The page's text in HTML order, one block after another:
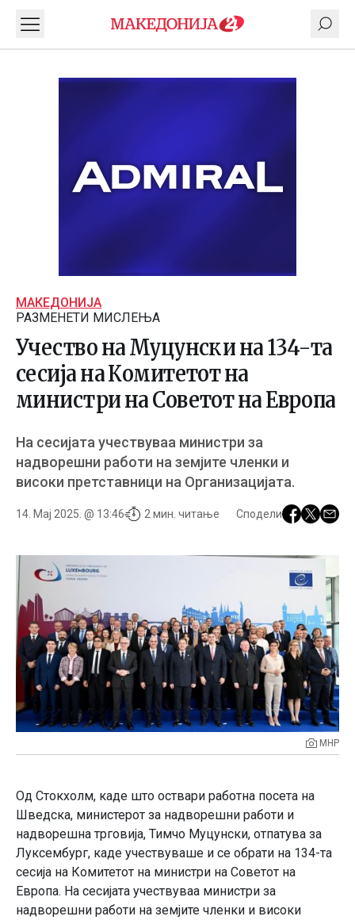
МАКЕДОНИЈА
РАЗМЕНЕТИ МИСЛЕЊА
Учество на Муцунски на 134-та
сесија на Комитетот на
министри на Советот на Европа
На сесијата учествуваа министри за
надворешни работи на земјите членки и
високи претставници на Организацијата.
14. Мај 2025. @ 13:46 2 мин. читање Сподели
МНР
Од Стокхолм, каде што оствари работна посета на
Шведска, министерот за надворешни работи и
надворешна трговија, Тимчо Муцунски, отпатува за
Луксембург, каде учествуваше и се обрати на 134-та
сесија на Комитетот на министри на Советот на
Европа. На сесијата учествуваа министри за
надворешни работи на земјите членки и високи